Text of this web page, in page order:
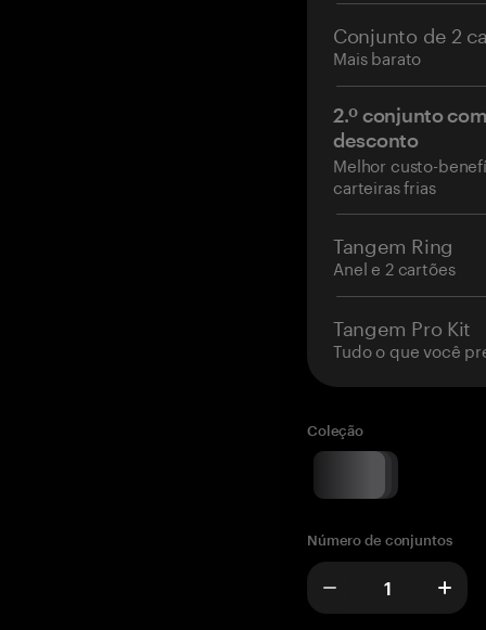
Conjunto de 2
Mais barato
2.º conjunto
desconto
Melhor custo-
carteiras frias
Tangem Ring
Anel e 2 cartões
Tangem Pro Kit
Tudo o que você
Coleção
Número de conjuntos